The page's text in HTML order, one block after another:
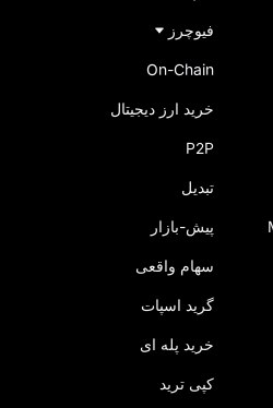
فیوچرز
On-Chain
خرید ارز دیجیتال
P2P
تبدیل
پیش-بازار
سهام واقعی
گرید اسپات
خرید پله‌ ای
کپی ترید